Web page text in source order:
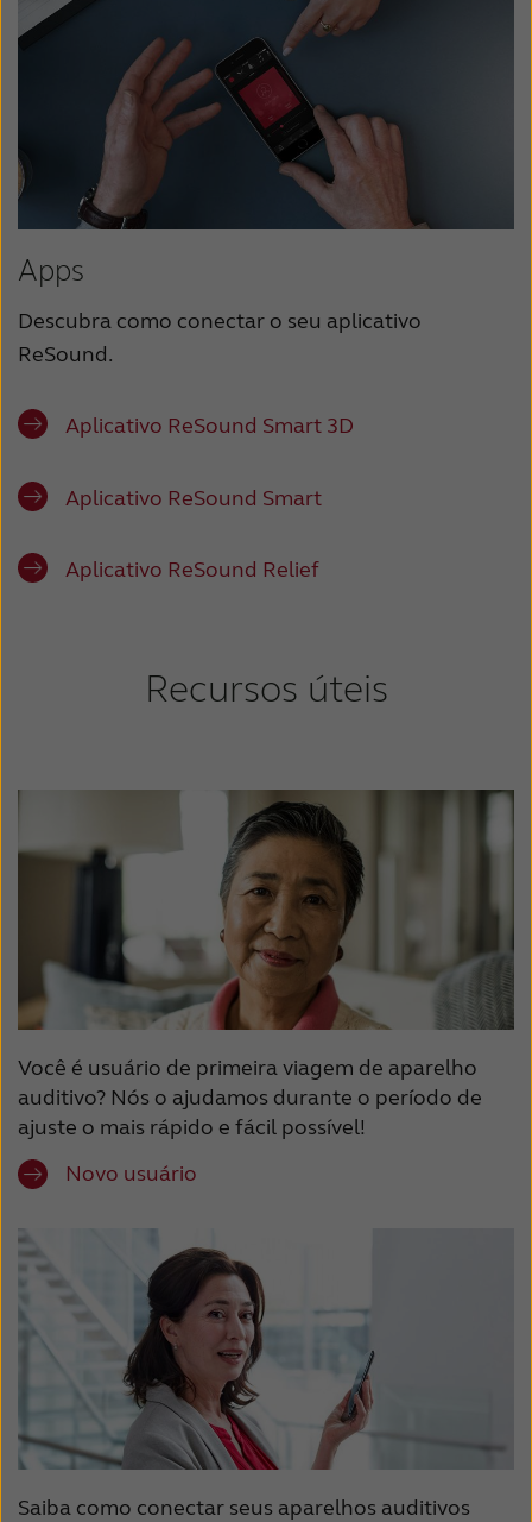
United Kingdom
United States Österreich
عربي 日本
Apps
Descubra como conectar o seu aplicativo
ReSound.
Aplicativo ReSound Smart 3D
Aplicativo ReSound Smart
Aplicativo ReSound Relief
Recursos úteis
Você é usuário de primeira viagem de aparelho
auditivo? Nós o ajudamos durante o período de
ajuste o mais rápido e fácil possível!
Novo usuário
Saiba como conectar seus aparelhos auditivos